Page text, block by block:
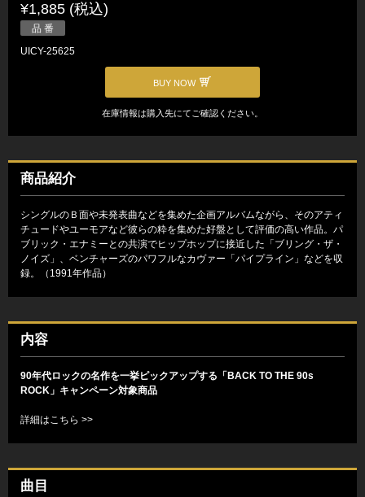
¥1,885 (税込)
品 番
UICY-25625
BUY NOW
在庫情報は購入先にてご確認ください。
商品紹介
シングルのＢ面や未発表曲などを集めた企画アルバムながら、そのアティ
チュードやユーモアなど彼らの粋を集めた好盤として評価の高い作品。パ
ブリック・エナミーとの共演でヒップホップに接近した「ブリング・ザ・
ノイズ」、ベンチャーズのパワフルなカヴァー「パイプライン」などを収
録。（1991年作品）
内容
90年代ロックの名作を一挙ピックアップする「BACK TO THE 90s
ROCK」キャンペーン対象商品
詳細はこちら >>
曲目